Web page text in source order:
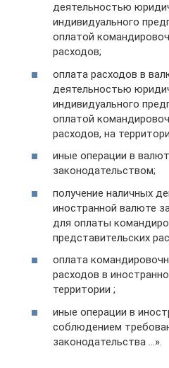
деятельностью
индивидуального
оплатой
расходов;
оплата расходов в
деятельностью
индивидуального
оплатой
расходов, на
иные операции в
законодательством;
получение наличных
иностранной валюте
для оплаты
представительских
оплата
расходов в
территории ;
иные операции в
соблюдением
законодательства …».